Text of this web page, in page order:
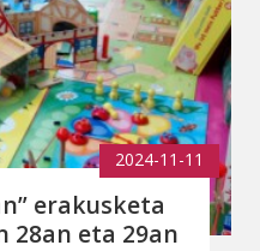
2024-11-11
erakusketa
28an eta 29an